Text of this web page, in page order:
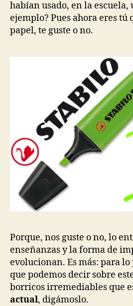
habían usado, en la
ejemplo? Pues ahora eres tú
papel, te guste o no.
Porque, nos guste o no, lo
enseñanzas y la forma de
evolucionan. Es más: para
que podemos decir sobre
borricos irremediables que
actual, digámoslo.